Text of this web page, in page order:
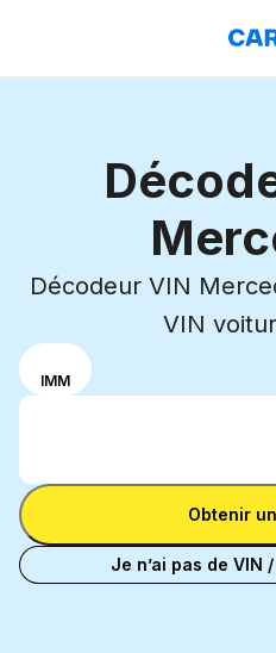
Décodeur VIN
VIN
Sélectionne ton
mode de saisie
une plaque
d'immatriculation
IMM
Entrer le VIN
Entrer le VIN
Obtenir
Je n’ai pas de VIN